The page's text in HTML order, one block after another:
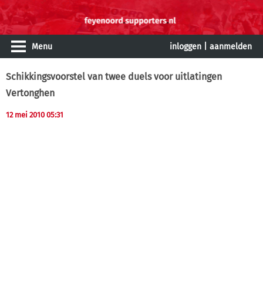
Menu inloggen aanmelden
Schikkingsvoorstel van twee duels voor uitlatingen
Vertonghen
12 mei 2010 05:31